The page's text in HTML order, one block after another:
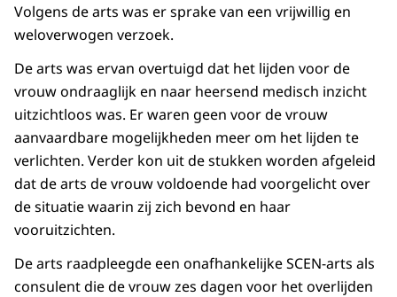
Volgens de arts was er sprake van een vrijwillig en
weloverwogen verzoek.
De arts was ervan overtuigd dat het lijden voor de
vrouw ondraaglijk en naar heersend medisch inzicht
uitzichtloos was. Er waren geen voor de vrouw
aanvaardbare mogelijkheden meer om het lijden te
verlichten. Verder kon uit de stukken worden afgeleid
dat de arts de vrouw voldoende had voorgelicht over
de situatie waarin zij zich bevond en haar
vooruitzichten.
De arts raadpleegde een onafhankelijke SCEN-arts als
consulent die de vrouw zes dagen voor het overlijden